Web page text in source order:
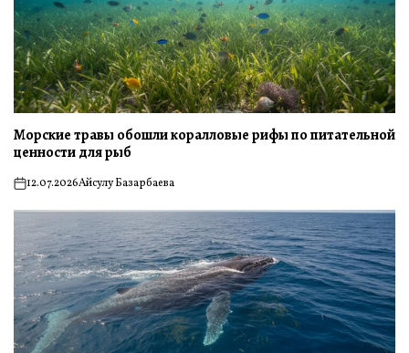
Морские травы обошли коралловые рифы по питательной
ценности для рыб
on12.07.2026Айсулу Базарбаева